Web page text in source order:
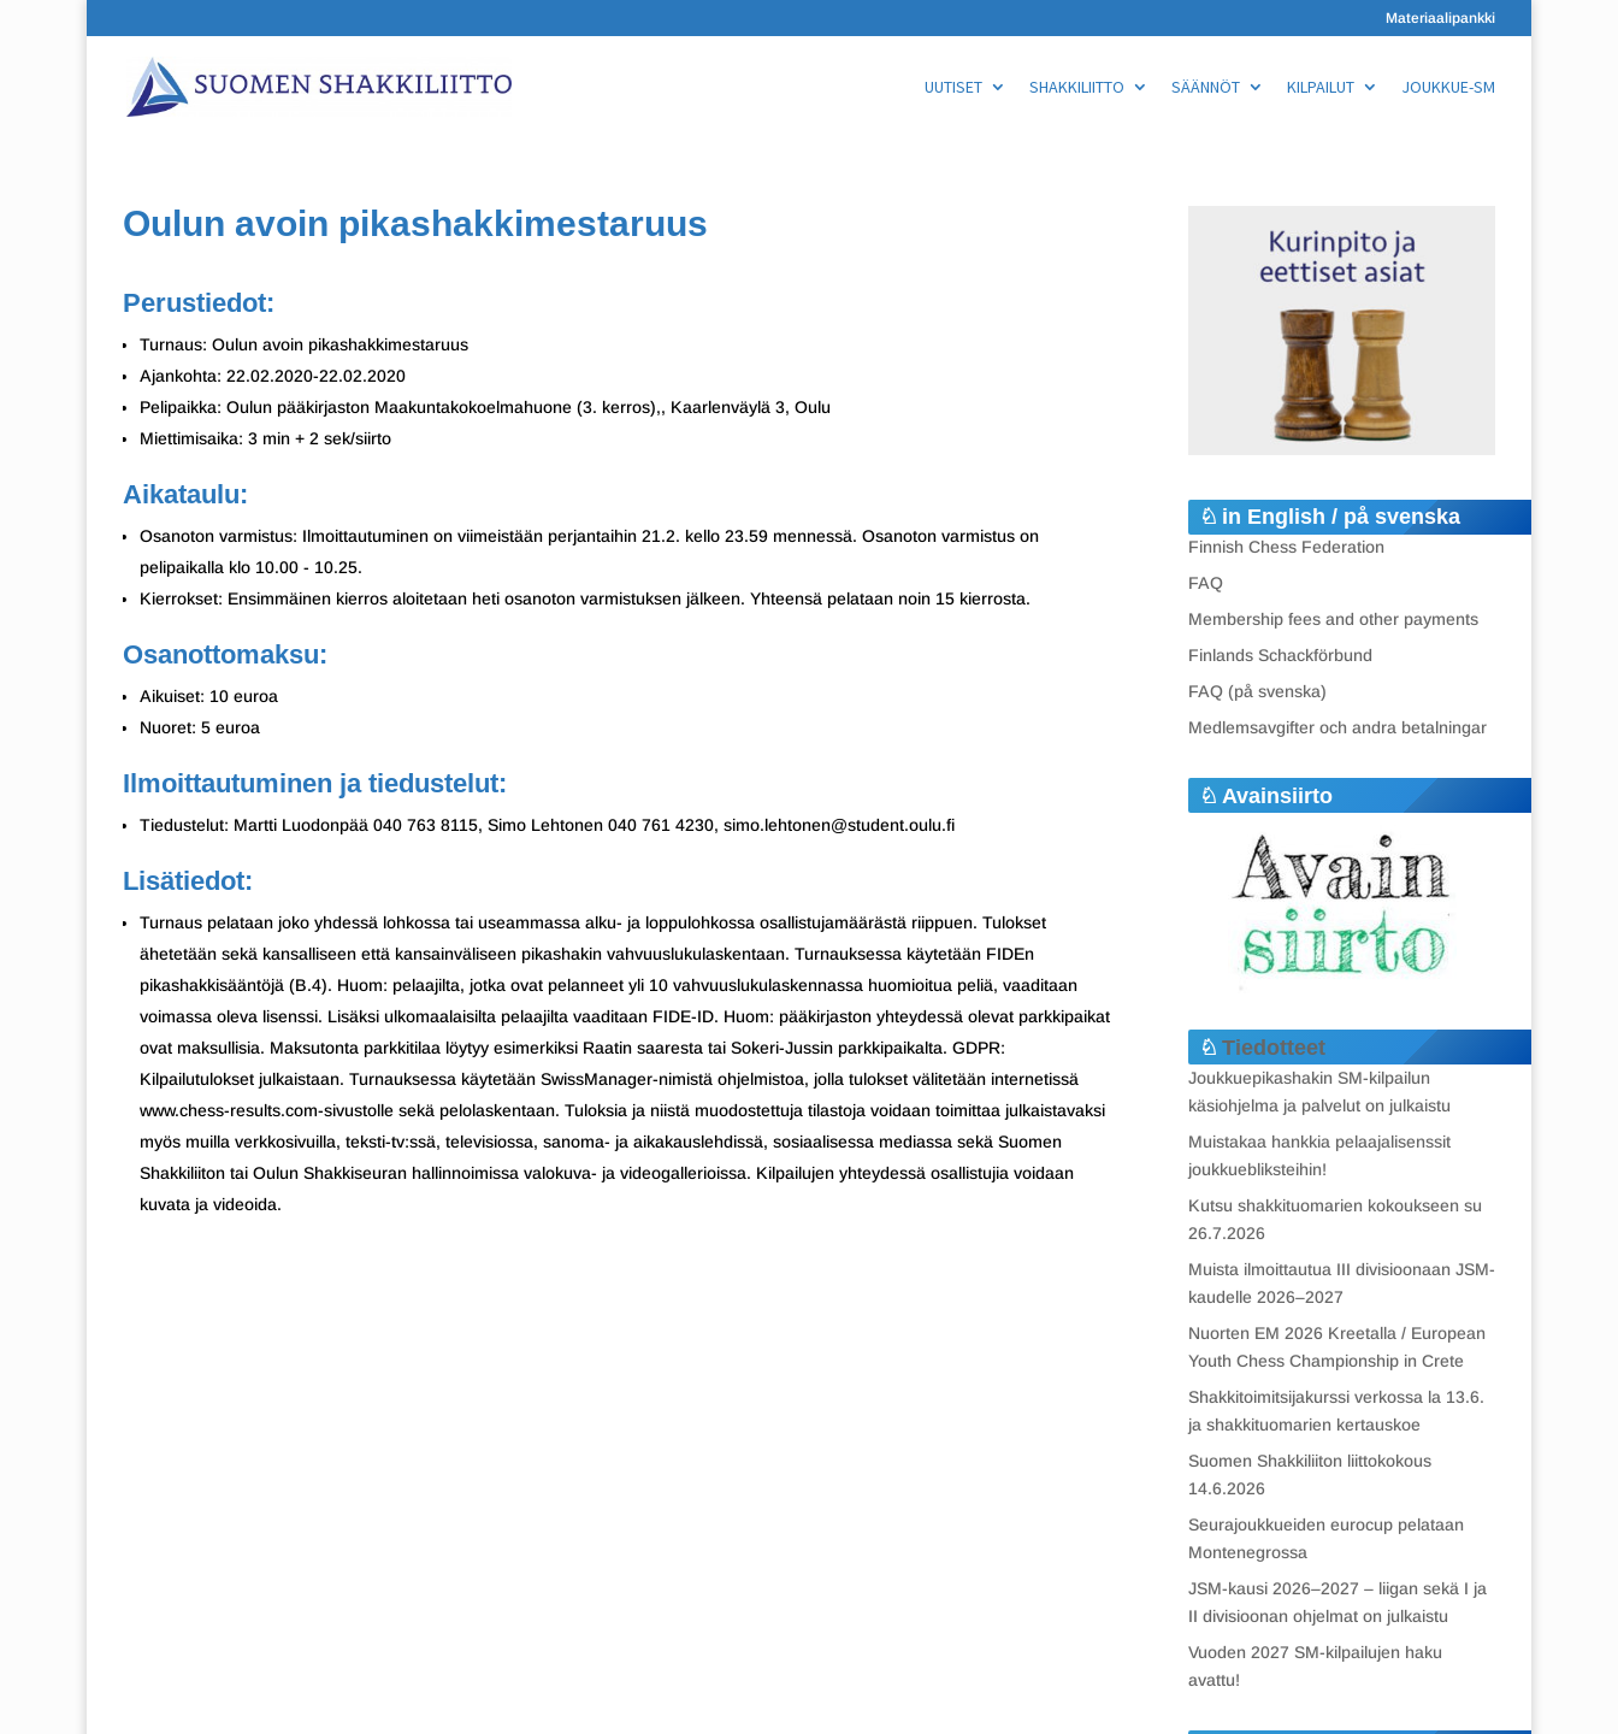
Materiaalipankki
UUTISET SHAKKILIITTO SÄÄNNÖT KILPAILUT JOUKKUE-SM
Oulun avoin pikashakkimestaruus
Perustiedot:
Turnaus: Oulun avoin pikashakkimestaruus
Ajankohta: 22.02.2020-22.02.2020
Pelipaikka: Oulun pääkirjaston Maakuntakokoelmahuone (3. kerros),, Kaarlenväylä 3, Oulu
Miettimisaika: 3 min + 2 sek/siirto
Aikataulu:
Osanoton varmistus: Ilmoittautuminen on viimeistään perjantaihin 21.2. kello 23.59 mennessä. Osanoton varmistus on
pelipaikalla klo 10.00 - 10.25.
Kierrokset: Ensimmäinen kierros aloitetaan heti osanoton varmistuksen jälkeen. Yhteensä pelataan noin 15 kierrosta.
Osanottomaksu:
Aikuiset: 10 euroa
Nuoret: 5 euroa
Ilmoittautuminen ja tiedustelut:
Tiedustelut: Martti Luodonpää 040 763 8115, Simo Lehtonen 040 761 4230, simo.lehtonen@student.oulu.fi
Lisätiedot:
Turnaus pelataan joko yhdessä lohkossa tai useammassa alku- ja loppulohkossa osallistujamäärästä riippuen. Tulokset
ähetetään sekä kansalliseen että kansainväliseen pikashakin vahvuuslukulaskentaan. Turnauksessa käytetään FIDEn
pikashakkisääntöjä (B.4). Huom: pelaajilta, jotka ovat pelanneet yli 10 vahvuuslukulaskennassa huomioitua peliä, vaaditaan
voimassa oleva lisenssi. Lisäksi ulkomaalaisilta pelaajilta vaaditaan FIDE-ID. Huom: pääkirjaston yhteydessä olevat parkkipaikat
ovat maksullisia. Maksutonta parkkitilaa löytyy esimerkiksi Raatin saaresta tai Sokeri-Jussin parkkipaikalta. GDPR:
Kilpailutulokset julkaistaan. Turnauksessa käytetään SwissManager-nimistä ohjelmistoa, jolla tulokset välitetään internetissä
www.chess-results.com-sivustolle sekä pelolaskentaan. Tuloksia ja niistä muodostettuja tilastoja voidaan toimittaa julkaistavaksi
myös muilla verkkosivuilla, teksti-tv:ssä, televisiossa, sanoma- ja aikakauslehdissä, sosiaalisessa mediassa sekä Suomen
Shakkiliiton tai Oulun Shakkiseuran hallinnoimissa valokuva- ja videogallerioissa. Kilpailujen yhteydessä osallistujia voidaan
kuvata ja videoida.
in English / på svenska
Finnish Chess Federation
FAQ
Membership fees and other payments
Finlands Schackförbund
FAQ (på svenska)
Medlemsavgifter och andra betalningar
Avainsiirto
Tiedotteet
Joukkuepikashakin SM-kilpailun
käsiohjelma ja palvelut on julkaistu
Muistakaa hankkia pelaajalisenssit
joukkuebliksteihin!
Kutsu shakkituomarien kokoukseen su
26.7.2026
Muista ilmoittautua III divisioonaan JSM-
kaudelle 2026–2027
Nuorten EM 2026 Kreetalla / European
Youth Chess Championship in Crete
Shakkitoimitsijakurssi verkossa la 13.6.
ja shakkituomarien kertauskoe
Suomen Shakkiliiton liittokokous
14.6.2026
Seurajoukkueiden eurocup pelataan
Montenegrossa
JSM-kausi 2026–2027 – liigan sekä I ja
II divisioonan ohjelmat on julkaistu
Vuoden 2027 SM-kilpailujen haku
avattu!